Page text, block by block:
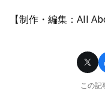
【制作・編集：All
この記